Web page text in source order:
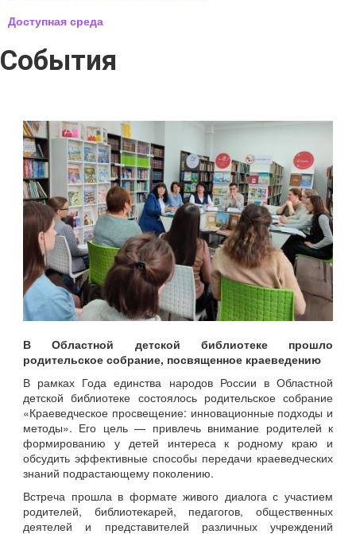
Доступная среда
События
В Областной детской библиотеке прошло
родительское собрание, посвященное краеведению
В рамках Года единства народов России в Областной
детской библиотеке состоялось родительское собрание
«Краеведческое просвещение: инновационные подходы и
методы». Его цель — привлечь внимание родителей к
формированию у детей интереса к родному краю и
обсудить эффективные способы передачи краеведческих
знаний подрастающему поколению.
Встреча прошла в формате живого диалога с участием
родителей, библиотекарей, педагогов, общественных
деятелей и представителей различных учреждений